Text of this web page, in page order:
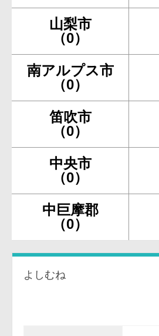
山梨市
（0）
南アルプス市
（0）
笛吹市
（0）
中央市
（0）
中巨摩郡
（0）
よしむね